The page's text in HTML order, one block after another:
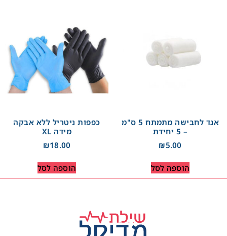
אגד לחבישה מתמתח 5 ס"מ
– 5 יחידת
₪5.00
הוספה לסל
כפפות ניטריל ללא אבקה
מידה XL
₪18.00
הוספה לסל